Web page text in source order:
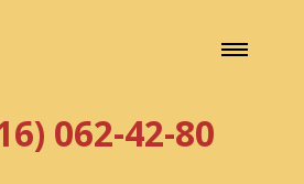
062-42-80